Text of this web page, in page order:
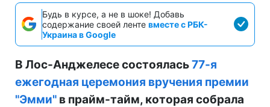
Будь в курсе, а не в шоке! Добавь
содержание своей ленте вместе с РБК-
Украина в Google
В Лос-Анджелесе состоялась77-я
ежегодная церемония вручения премии
"Эмми" в прайм-тайм, которая собрала